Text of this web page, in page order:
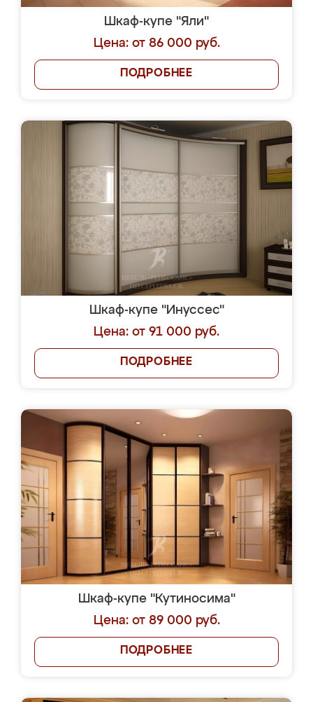
Шкаф-купе "Яли"
Цена: от 86 000 руб.
ПОДРОБНЕЕ
Шкаф-купе "Инуссес"
Цена: от 91 000 руб.
ПОДРОБНЕЕ
Шкаф-купе "Кутиносима"
Цена: от 89 000 руб.
ПОДРОБНЕЕ